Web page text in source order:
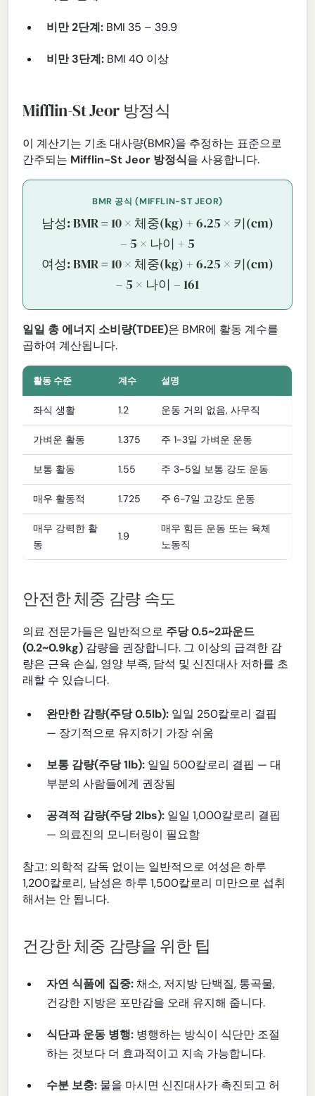
비만 2단계: BMI 35 – 39.9
비만 3단계: BMI 40 이상
Mifflin-St Jeor 방정식
이 계산기는 기초 대사량(BMR)을 추정하는 표준으로
간주되는 Mifflin-St Jeor 방정식을 사용합니다.
BMR 공식 (MIFFLIN-ST JEOR)
남성: BMR = 10 × 체중(kg) + 6.25 × 키(cm)
– 5 × 나이 + 5
여성: BMR = 10 × 체중(kg) + 6.25 × 키(cm)
– 5 × 나이 – 161
일일 총 에너지 소비량(TDEE)은 BMR에 활동 계수를
곱하여 계산됩니다.
활동 수준 계수 설명
좌식 생활 1.2 운동 거의 없음, 사무직
가벼운 활동 1.375 주 1-3일 가벼운 운동
보통 활동 1.55 주 3-5일 보통 강도 운동
매우 활동적 1.725 주 6-7일 고강도 운동
매우 강력한 활
동
1.9
매우 힘든 운동 또는 육체
노동직
안전한 체중 감량 속도
의료 전문가들은 일반적으로 주당 0.5~2파운드
(0.2~0.9kg) 감량을 권장합니다. 그 이상의 급격한 감
량은 근육 손실, 영양 부족, 담석 및 신진대사 저하를 초
래할 수 있습니다.
완만한 감량(주당 0.5lb): 일일 250칼로리 결핍
— 장기적으로 유지하기 가장 쉬움
보통 감량(주당 1lb): 일일 500칼로리 결핍 — 대
부분의 사람들에게 권장됨
공격적 감량(주당 2lbs): 일일 1,000칼로리 결핍
— 의료진의 모니터링이 필요함
참고: 의학적 감독 없이는 일반적으로 여성은 하루
1,200칼로리, 남성은 하루 1,500칼로리 미만으로 섭취
해서는 안 됩니다.
건강한 체중 감량을 위한 팁
자연 식품에 집중:채소, 저지방 단백질, 통곡물,
건강한 지방은 포만감을 오래 유지해 줍니다.
식단과 운동 병행: 병행하는 방식이 식단만 조절
하는 것보다 더 효과적이고 지속 가능합니다.
수분 보충: 물을 마시면 신진대사가 촉진되고 허